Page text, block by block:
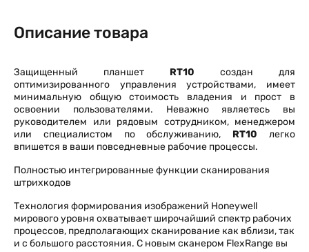
Описание товара
Защищенный планшет RT10 создан для
оптимизированного управления устройствами, имеет
минимальную общую стоимость владения и прост в
освоении пользователями. Неважно являетесь вы
руководителем или рядовым сотрудником, менеджером
или специалистом по обслуживанию, RT10 легко
впишется в ваши повседневные рабочие процессы.
Полностью интегрированные функции сканирования
штрихкодов
Технология формирования изображений Honeywell
мирового уровня охватывает широчайший спектр рабочих
процессов, предполагающих сканирование как вблизи, так
и с большого расстояния. С новым сканером FlexRange вы